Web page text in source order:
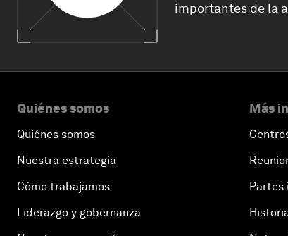
importantes de la
Quiénes somos
Quiénes somos
Nuestra estrategia
Cómo trabajamos
Liderazgo y gobernanza
Más
Partes